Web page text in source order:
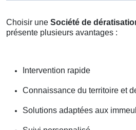
Choisir une Société de
présente plusieurs avantages :
Intervention rapide
Connaissance du territoire et
Solutions adaptées aux